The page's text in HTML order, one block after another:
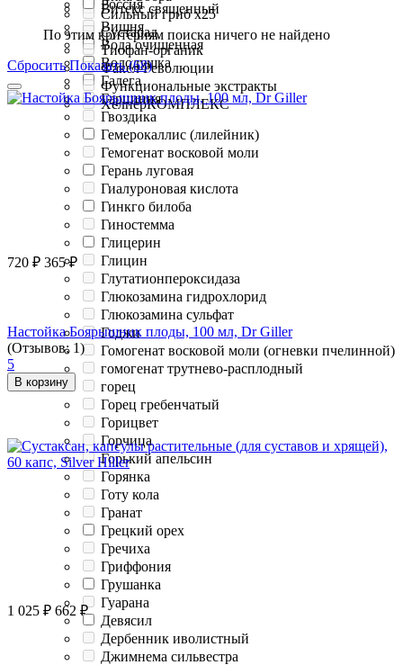
Витекс священный
Вишня
Вода очищенная
Володушка
Галега
Гарциния
Гвоздика
Гемерокаллис (лилейник)
Гемогенат восковой моли
Герань луговая
Гиалуроновая кислота
Гинкго билоба
Гиностемма
Глицерин
Глицин
Глутатионпероксидаза
Глюкозамина гидрохлорид
Глюкозамина сульфат
Годжи
Гомогенат восковой моли (огневки пчелинной)
гомогенат трутнево-расплодный
горец
Горец гребенчатый
Горицвет
Горчица
Горький апельсин
Горянка
Готу кола
Гранат
Грецкий орех
Гречиха
Гриффония
Грушанка
Гуарана
Девясил
Дербенник иволистный
Джимнема сильвестра
Сильный гриб х25
Сустарад
Тиофан-органик
Факел Революции
Функциональные экстракты
ХелперКОМПЛЕКС
Россия
По этим критериям поиска ничего не найдено
Сбросить Показать (68)
720 ₽ 365 ₽
Настойка Боярышник плоды, 100 мл, Dr Giller
(Отзывов: 1)
5
В корзину
1 025 ₽ 662 ₽